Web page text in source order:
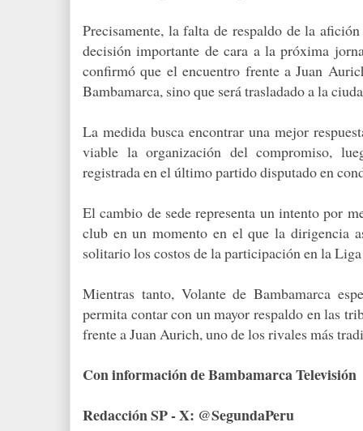
Precisamente, la falta de respaldo de la
decisión importante de cara a la próxima
confirmó que el encuentro frente a Juan
Bambamarca, sino que será trasladado a la
La medida busca encontrar una mejor
viable la organización del compromiso,
registrada en el último partido disputado en
El cambio de sede representa un intento por
club en un momento en el que la dirigencia
solitario los costos de la participación en la
Mientras tanto, Volante de Bambamarca
permita contar con un mayor respaldo en las
frente a Juan Aurich, uno de los rivales más
Con información de Bambamarca Televisión
Redacción SP - X: @SegundaPeru